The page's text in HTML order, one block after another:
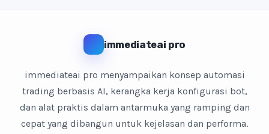
immediateai pro
immediateai pro menyampaikan konsep automasi
trading berbasis AI, kerangka kerja konfigurasi bot,
dan alat praktis dalam antarmuka yang ramping dan
cepat yang dibangun untuk kejelasan dan performa.